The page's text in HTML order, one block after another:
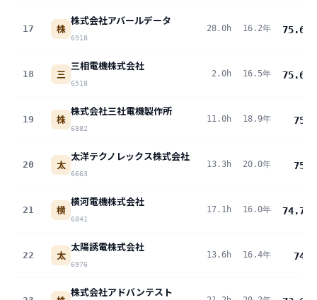
17 株
株式会社アバールデータ
6918
28.0h 16.2年 75.6
18 三
三相電機株式会社
6518
2.0h 16.5年 75.6
19 株
株式会社三社電機製作所
6882
11.0h 18.9年 75
20 太
太洋テクノレックス株式会社
6663
13.3h 20.0年 75
21 横
横河電機株式会社
6841
17.1h 16.0年 74.7
22 太
太陽誘電株式会社
6976
13.6h 16.4年 74
株式会社アドバンテスト